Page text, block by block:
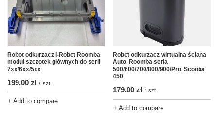
Robot odkurzacz I-Robot Roomba
moduł szczotek głównych do serii
7xx/6xx/5xx
199,00 zł / szt.
+ Add to compare
Robot odkurzacz wirtualna ściana
Auto, Roomba seria
500/600/700/800/900/Pro, Scooba
450
179,00 zł / szt.
+ Add to compare